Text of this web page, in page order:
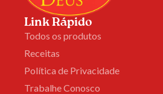
Link Rápido
Todos os produtos
Receitas
Política de Privacidade
Trabalhe Conosco